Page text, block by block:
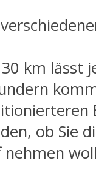
km lässt
ob Sie
nehmen